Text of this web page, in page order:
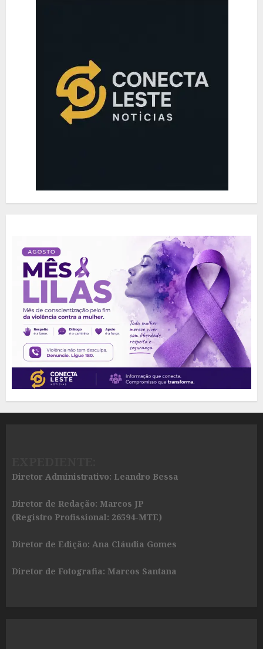
Diretor Administrativo: Leandro Bessa
Diretor de Redação: Marcos JP
(Registro Profissional: 26594-MTE)
Diretor de Edição: Ana Cláudia Gomes
Diretor de Fotografia: Marcos Santana